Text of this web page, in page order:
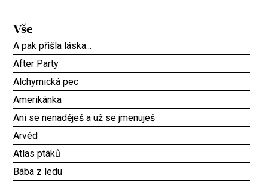
Vše
A pak přišla láska...
After Party
Alchymická pec
Amerikánka
Ani se nenaděješ a už se jmenuješ
Arvéd
Atlas ptáků
Bába z ledu